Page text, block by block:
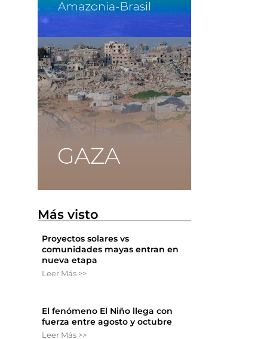
Más visto
Proyectos solares vs
comunidades mayas entran en
nueva etapa
Leer Más >>
El fenómeno El Niño llega con
fuerza entre agosto y octubre
Leer Más >>